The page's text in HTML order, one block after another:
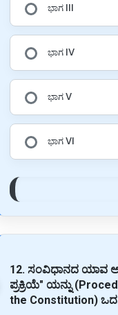
ಭಾಗ III
ಭಾಗ IV
ಭಾಗ V
ಭಾಗ VI
12. ಸಂವಿಧಾನದ ಯಾವ
ಪ್ರಕ್ರಿಯೆ" ಯನ್ನು
the Constitution)